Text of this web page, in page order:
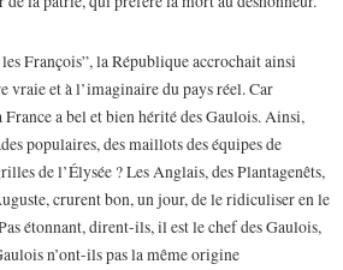
François”, la République accrochait ainsi
vraie et à l’imaginaire du pays réel. Car
a bel et bien hérité des Gaulois. Ainsi,
populaires, des maillots des équipes de
de l’Élysée ? Les Anglais, des Plantagenêts,
crurent bon, un jour, de le ridiculiser en le
étonnant, dirent-ils, il est le chef des Gaulois,
n’ont-ils pas la même origine